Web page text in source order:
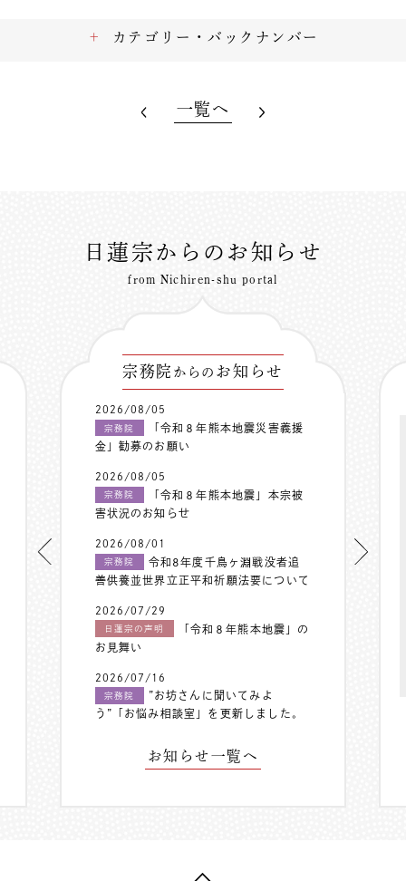
カテゴリー・バックナンバー
一覧へ
日蓮宗からのお知らせ
from Nichiren-shu portal
宗務院 からの お知らせ
2026/08/05
宗務院
「令和８年熊本地震災害義援
金」勧募のお願い
2026/08/05
宗務院
「令和８年熊本地震」本宗被
害状況のお知らせ
2026/08/01
宗務院
令和8年度千鳥ヶ淵戦没者追
善供養並世界立正平和祈願法要について
2026/07/29
日蓮宗の声明
「令和８年熊本地震」の
お見舞い
2026/07/16
宗務院
”お坊さんに聞いてみよ
う”「お悩み相談室」を更新しました。
お知らせ一覧へ